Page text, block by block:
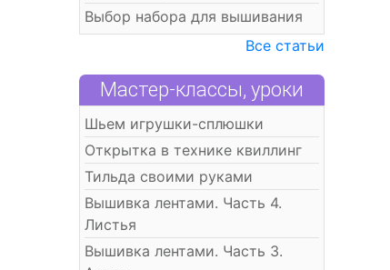
Выбор набора для вышивания
Все статьи
Мастер-классы, уроки
Шьем игрушки-сплюшки
Открытка в технике квиллинг
Тильда своими руками
Вышивка лентами. Часть 4.
Листья
Вышивка лентами. Часть 3.